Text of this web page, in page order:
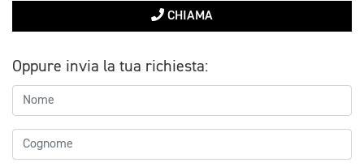
CHIAMA
Oppure invia la tua richiesta: